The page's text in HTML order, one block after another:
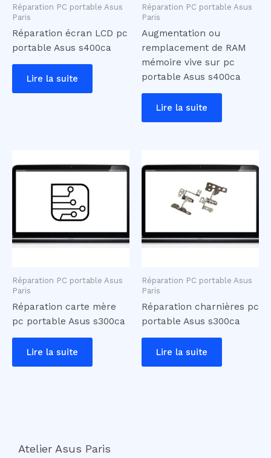
Réparation PC portable Asus
Paris
Réparation écran LCD pc
portable Asus s400ca
Lire la suite
Réparation PC portable Asus
Paris
Augmentation ou
remplacement de RAM
mémoire vive sur pc
portable Asus s400ca
Lire la suite
Réparation PC portable Asus
Paris
Réparation carte mère
pc portable Asus s300ca
Lire la suite
Réparation PC portable Asus
Paris
Réparation charnières pc
portable Asus s300ca
Lire la suite
Atelier Asus Paris